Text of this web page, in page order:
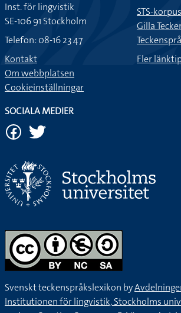
Inst. för lingvistik
SE-106 91 Stockholm
Telefon: 08-16 23 47
Kontakt
Om webbplatsen
Cookieinställningar
STS-korpus
Gilla
Fler
SOCIALA MEDIER
Svenskt teckenspråkslexikon by
Institutionen för lingvistik, Stockholms